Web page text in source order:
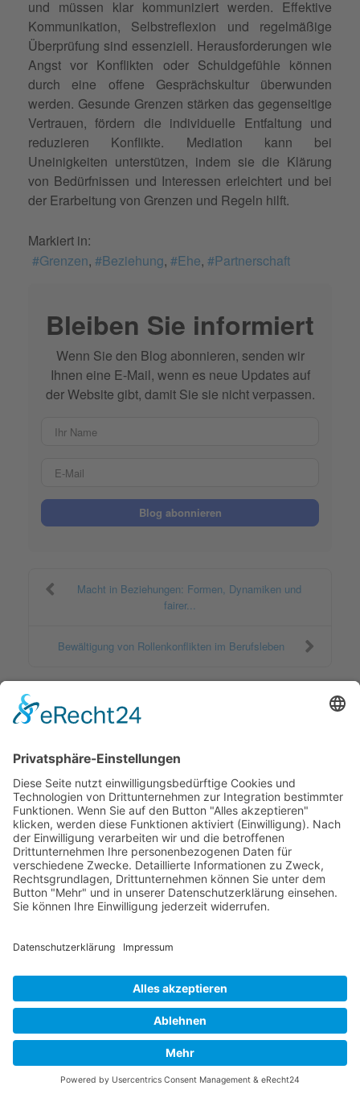
und müssen klar kommuniziert werden. Effektive
Kommunikation, Selbstreflexion und regelmäßige
Überprüfung sind essenziell. Herausforderungen wie
Angst vor Konflikten oder Schuldgefühle können
durch eine offene Gesprächskultur überwunden
werden. Gesunde Grenzen stärken das gegenseitige
Vertrauen, fördern die individuelle Entfaltung und
reduzieren Konflikte. Mediation kann bei
Uneinigkeiten unterstützen, indem sie die Klärung
von Bedürfnissen und Interessen erleichtert und bei
der Erarbeitung von Grenzen und Regeln hilft.
Markiert in:
Grenzen
Beziehung Ehe Partnerschaft
Bleiben Sie informiert
Wenn Sie den Blog abonnieren, senden wir
Ihnen eine E-Mail, wenn es neue Updates auf
der Website gibt, damit Sie sie nicht verpassen.
Blog abonnieren
Macht in Beziehungen: Formen, Dynamiken und
fairer...
Bewältigung von Rollenkonflikten im Berufsleben
ÄHNLICHE BEITRÄGE
Inkonsistentes Verhalten: Definition, Merkmale und
wirksame Hilfsansätze
Mediationsblog
Einblick in widersprüchliche Kommunikationsmuster:
Das Double Bind
Mediationsblog
Der Zwang zur Selbstoptimierung: Chancen und
Risiken im Streben nach Perfektion
Wie ein Digital Detox dein Leben bereichern kann
Mediationsblog